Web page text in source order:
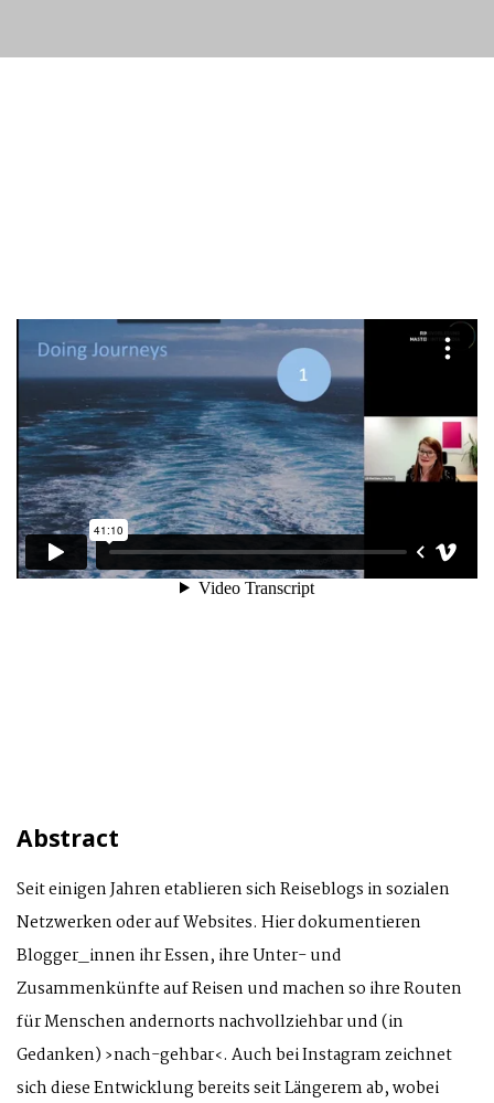
Abstract
Seit einigen Jahren etablieren sich Reiseblogs in sozialen
Netzwerken oder auf Websites. Hier dokumentieren
Blogger_innen ihr Essen, ihre Unter- und
Zusammenkünfte auf Reisen und machen so ihre Routen
für Menschen andernorts nachvollziehbar und (in
Gedanken) ›nach-gehbar‹. Auch bei Instagram zeichnet
sich diese Entwicklung bereits seit Längerem ab, wobei